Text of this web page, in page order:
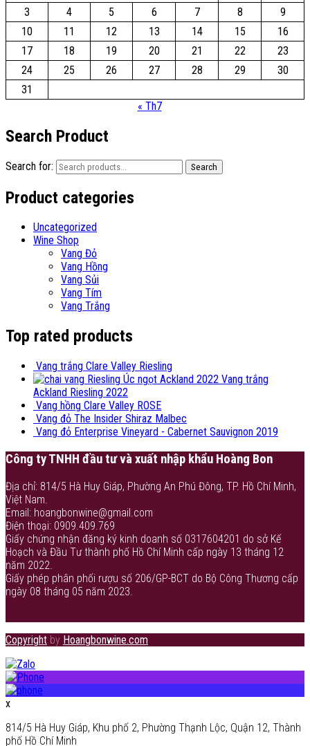
3
4 5 6 7 8
9
10
11 12 13 14 15
16
17
18 19 20 21 22
23
24
25 26 27 28 29
30
31
« Th7
Search Product
Search for: Search
Product categories
Uncategorized
Wine Shop
Vang Đỏ
Vang Hồng
Vang Sủi
Vang Tím
Vang Trắng
Top rated products
Vang trắng Clare Valley Riesling
Vang trắng
Ackland Riesling 2022
Vang hồng Clare Valley ROSE
Vang đỏ The Insider Shiraz Malbec
Vang đỏ Enterprise Vineyard - Cabernet Sauvignon 2019
Công ty TNHH đầu tư và xuất nhập khẩu Hoàng Bon
Địa chỉ: 814/5 Hà Huy Giáp, Phường An Phú Đông, TP. Hồ Chí Minh,
Việt Nam.
Email: hoangbonwine@gmail.com
Điện thoại: 0909.409.769
Giấy chứng nhận đăng ký kinh doanh số 0317604201 do sở Kế
Hoạch và Đầu Tư thành phố Hồ Chí Minh cấp ngày 13 tháng 12
năm 2022.
Giấy phép phân phối rượu số 206/GP-BCT do Bộ Công Thương cấp
ngày 08 tháng 05 năm 2023.
Copyright by Hoangbonwine.com
x
814/5 Hà Huy Giáp, Khu phố 2, Phường Thạnh Lộc, Quận 12, Thành
phố Hồ Chí Minh